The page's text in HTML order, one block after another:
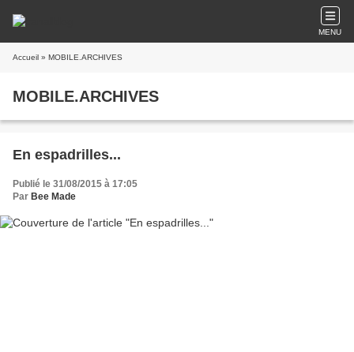
MENU
Accueil » MOBILE.ARCHIVES
MOBILE.ARCHIVES
En espadrilles...
Publié le 31/08/2015 à 17:05
Par Bee Made